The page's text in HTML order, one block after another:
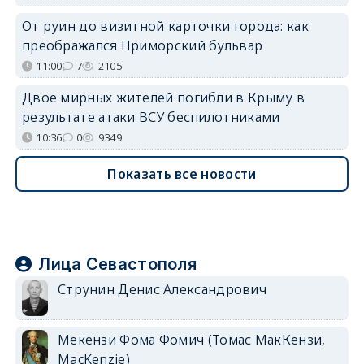
От руин до визитной карточки города: как
преображался Приморский бульвар
11:00 7 2105
Двое мирных жителей погибли в Крыму в
результате атаки ВСУ беспилотниками
10:36 0 9349
Показать все новости
Лица Севастополя
Струнин Денис Александрович
Мекензи Фома Фомич (Томас МакКензи,
MacKenzie)